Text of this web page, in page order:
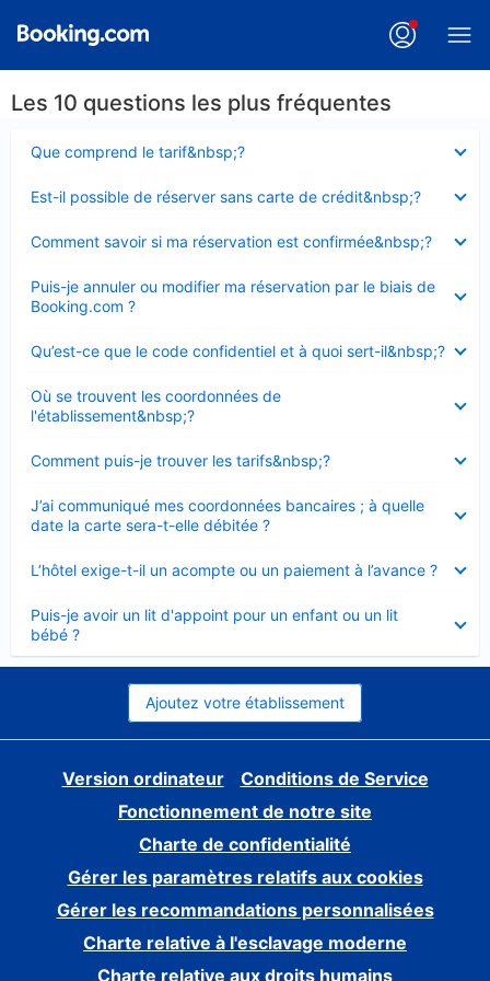
Les 10 questions les plus fréquentes
Que comprend le tarif&nbsp;?
fermé
Est-il possible de réserver sans carte de crédit&nbsp;?
fermé
Comment savoir si ma réservation est confirmée&nbsp;?
fermé
Puis-je annuler ou modifier ma réservation par le biais de
Booking.com ?
fermé
Qu’est-ce que le code confidentiel et à quoi sert-il&nbsp;?
fermé
Où se trouvent les coordonnées de
l'établissement&nbsp;?
fermé
Comment puis-je trouver les tarifs&nbsp;?
fermé
J’ai communiqué mes coordonnées bancaires ; à quelle
date la carte sera-t-elle débitée ?
fermé
L’hôtel exige-t-il un acompte ou un paiement à l’avance ?
fermé
Puis-je avoir un lit d'appoint pour un enfant ou un lit
bébé ?
fermé
Ajoutez votre établissement
Version ordinateur
Conditions de Service
Fonctionnement de notre site
Charte de confidentialité
Gérer les paramètres relatifs aux cookies
Gérer les recommandations personnalisées
Charte relative à l'esclavage moderne
Charte relative aux droits humains